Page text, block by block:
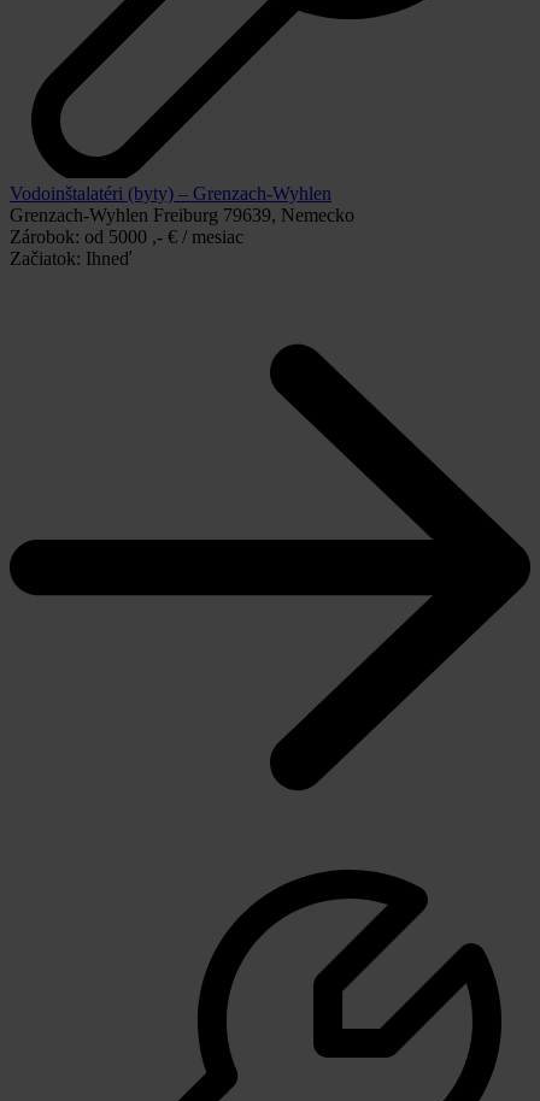
Vodoinštalatéri (byty) – Grenzach-Wyhlen
Grenzach-Wyhlen Freiburg 79639, Nemecko
Zárobok: od 5000 ,- € / mesiac
Začiatok: Ihneď